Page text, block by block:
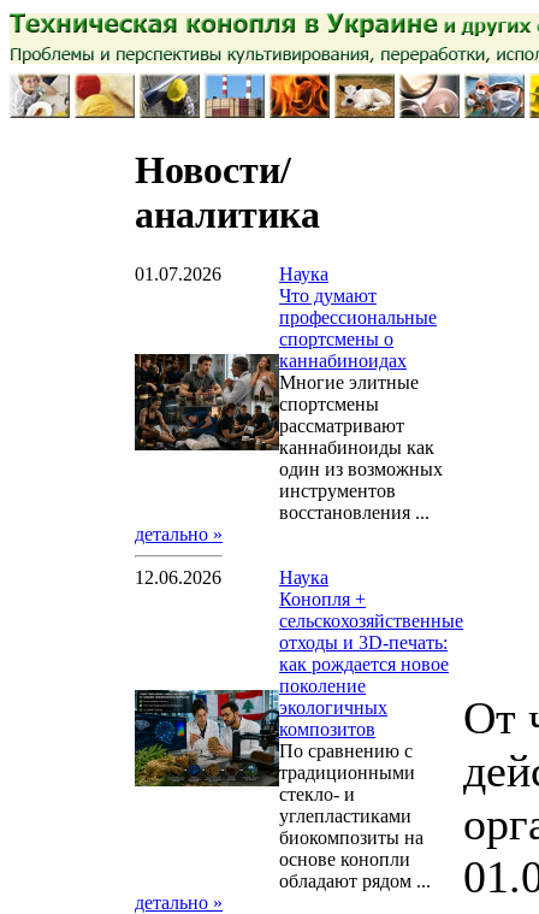
Новости/
аналитика
01.07.2026
Наука
Что думают
профессиональные
спортсмены о
каннабиноидах
Многие элитные
спортсмены
рассматривают
каннабиноиды как
один из возможных
инструментов
восстановления ...
детально »
12.06.2026
Наука
Конопля +
сельскохозяйственные
отходы и 3D-печать:
как рождается новое
поколение
экологичных
композитов
По сравнению с
традиционными
стекло- и
углепластиками
биокомпозиты на
основе конопли
обладают рядом ...
детально »
От